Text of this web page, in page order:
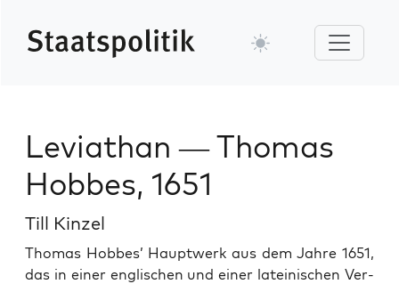
Leviathan — Thomas
Hobbes, 1651
Till Kinzel
Thomas Hobbes’ Hauptwerk aus dem Jahre 1651,
das in ein­er englis­chen und ein­er lateinis­chen Ver­